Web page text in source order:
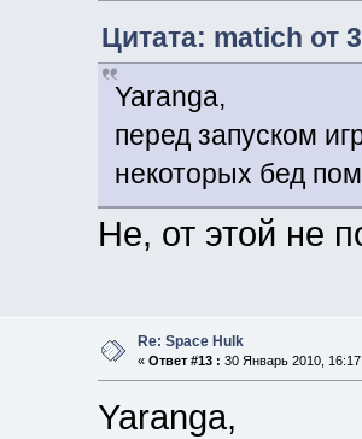
Цитата: matich от
Yaranga,
перед запуском
некоторых бед
Не, от этой не
Re: Space Hulk
« Ответ #13 : 30 Январь 2010,
Yaranga,